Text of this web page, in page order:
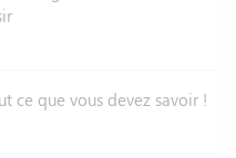
ce que vous devez savoir !